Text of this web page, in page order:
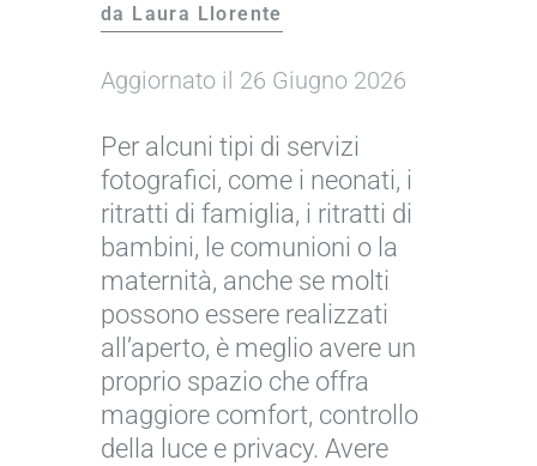
LOGIN
INIZIARE GRATIS
da Laura Llorente
Aggiornato il 26 Giugno 2026
Per alcuni tipi di servizi
fotografici, come i neonati, i
ritratti di famiglia, i ritratti di
bambini, le comunioni o la
maternità, anche se molti
possono essere realizzati
all’aperto, è meglio avere un
proprio spazio che offra
maggiore comfort, controllo
della luce e privacy. Avere